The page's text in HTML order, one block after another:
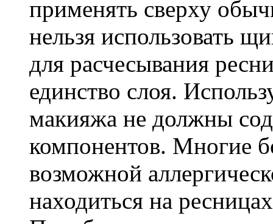
применять сверху
нельзя использовать
для расчесывания
единство слоя.
макияжа не должны
компонентов. Многие
возможной
находиться на